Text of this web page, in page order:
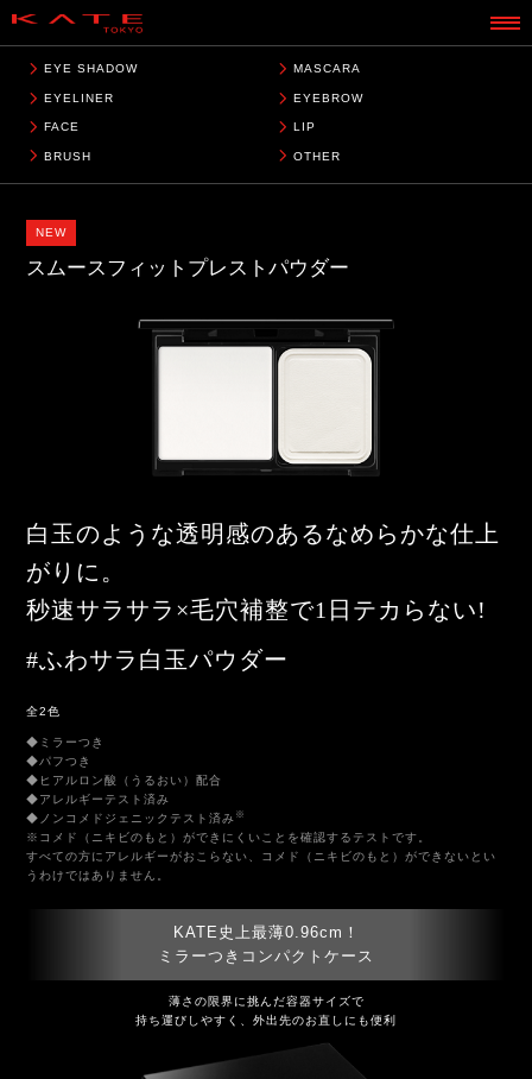
EYE SHADOW MASCARA
EYELINER EYEBROW
FACE LIP
BRUSH OTHER
NEW
スムースフィットプレストパウダー
白玉のような透明感のあるなめらかな仕上
がりに。
秒速サラサラ×毛穴補整で1日テカらない!
#ふわサラ白玉パウダー
全2色
◆ミラーつき
◆パフつき
◆ヒアルロン酸（うるおい）配合
◆アレルギーテスト済み
◆ノンコメドジェニックテスト済み ※
※コメド（ニキビのもと）ができにくいことを確認するテストです。
すべての方にアレルギーがおこらない、コメド（ニキビのもと）ができないとい
うわけではありません。
KATE史上最薄0.96cm！
ミラーつきコンパクトケース
薄さの限界に挑んだ容器サイズで
持ち運びしやすく、外出先のお直しにも便利